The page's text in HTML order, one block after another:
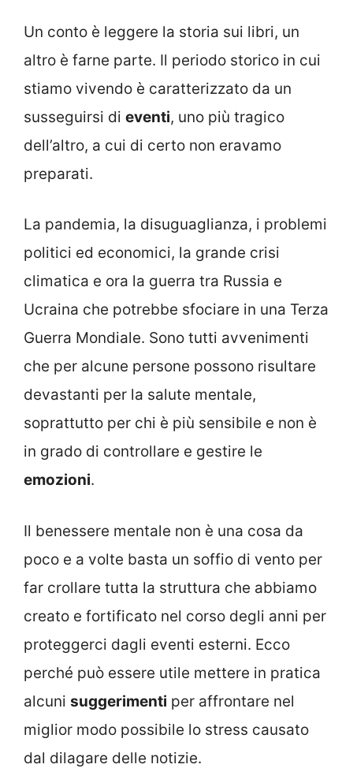
Un conto è leggere la storia sui libri, un
altro è farne parte. Il periodo storico in cui
stiamo vivendo è caratterizzato da un
susseguirsi di eventi, uno più tragico
dell’altro, a cui di certo non eravamo
preparati.
La pandemia, la disuguaglianza, i problemi
politici ed economici, la grande crisi
climatica e ora la guerra tra Russia e
Ucraina che potrebbe sfociare in una Terza
Guerra Mondiale. Sono tutti avvenimenti
che per alcune persone possono risultare
devastanti per la salute mentale,
soprattutto per chi è più sensibile e non è
in grado di controllare e gestire le
emozioni.
Il benessere mentale non è una cosa da
poco e a volte basta un soffio di vento per
far crollare tutta la struttura che abbiamo
creato e fortificato nel corso degli anni per
proteggerci dagli eventi esterni. Ecco
perché può essere utile mettere in pratica
alcuni suggerimenti per affrontare nel
miglior modo possibile lo stress causato
dal dilagare delle notizie.